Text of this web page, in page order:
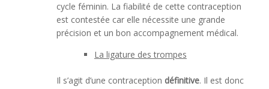
cycle féminin. La fiabilité de cette contraception
est contestée car elle nécessite une grande
précision et un bon accompagnement médical.
La ligature des trompes
Il s’agit d’une contraception définitive. Il est donc